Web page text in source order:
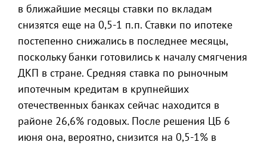
в ближайшие месяцы ставки по вкладам
снизятся еще на 0,5-1 п.п. Ставки по ипотеке
постепенно снижались в последнее месяцы,
поскольку банки готовились к началу смягчения
ДКП в стране. Средняя ставка по рыночным
ипотечным кредитам в крупнейших
отечественных банках сейчас находится в
районе 26,6% годовых. После решения ЦБ 6
июня она, вероятно, снизится на 0,5-1% в